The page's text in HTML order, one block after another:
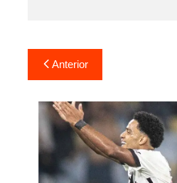
Navegação
de
Post
Anterior